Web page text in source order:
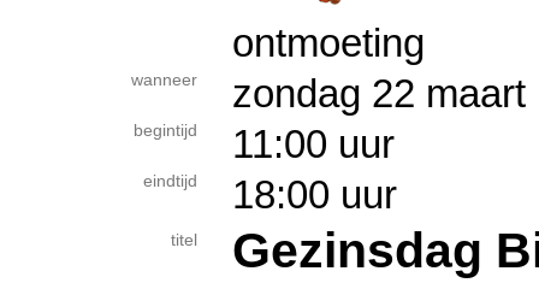
ontmoeting
wanneer zondag 22
begintijd 11:00 uur
eindtijd 18:00 uur
titel Gezinsdag